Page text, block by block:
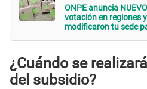
ONPE anuncia
votación en regiones
modificaron tu sede
¿Cuándo se
del subsidio?